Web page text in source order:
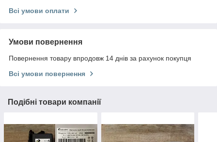
Всі умови оплати
Умови повернення
Повернення товару впродовж 14 днів за рахунок покупця
Всі умови повернення
Подібні товари компанії